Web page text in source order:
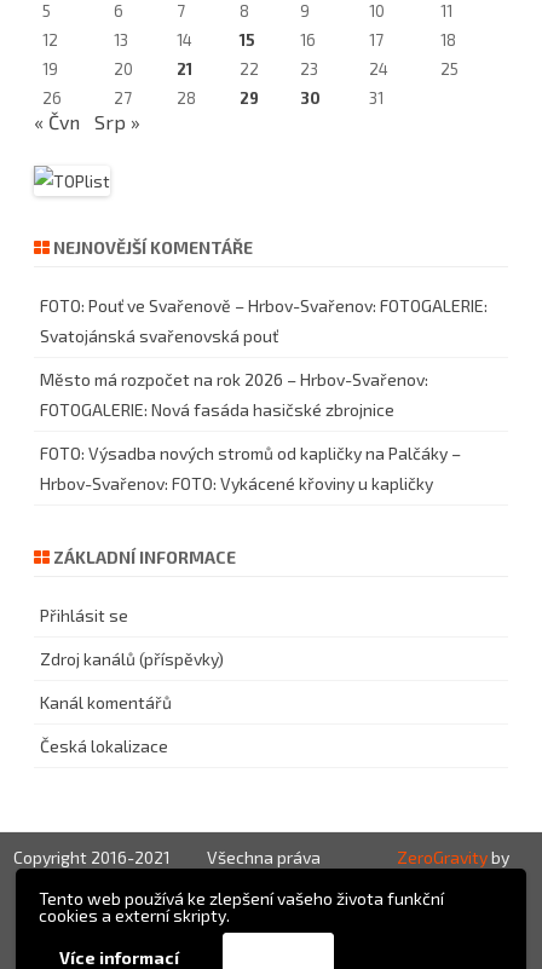
Tento web používá ke zlepšení vašeho života funkční
cookies a externí skripty.
Více informací
5
6 7 8 9 10
11
12
13 14 15 16 17
18
19
20 21 22 23 24
25
26
27 28 29 30 31
« Čvn Srp »
NEJNOVĚJŠÍ KOMENTÁŘE
FOTO: Pouť ve Svařenově – Hrbov-Svařenov: FOTOGALERIE:
Svatojánská svařenovská pouť
Město má rozpočet na rok 2026 – Hrbov-Svařenov:
FOTOGALERIE: Nová fasáda hasičské zbrojnice
FOTO: Výsadba nových stromů od kapličky na Palčáky –
Hrbov-Svařenov: FOTO: Vykácené křoviny u kapličky
ZÁKLADNÍ INFORMACE
Přihlásit se
Zdroj kanálů (příspěvky)
Kanál komentářů
Česká lokalizace
Copyright 2016-2021
Všechna práva
vyhrazena!
ZeroGravityby
GalussoThemes.com